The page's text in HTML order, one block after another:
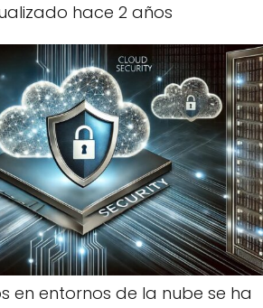
hace 2 años
en entornos de la nube se ha